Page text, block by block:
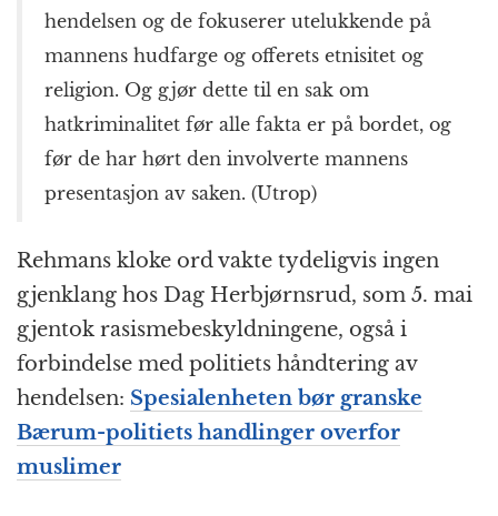
hendelsen og de fokuserer utelukkende på
mannens hudfarge og offerets etnisitet og
religion. Og gjør dette til en sak om
hatkriminalitet før alle fakta er på bordet, og
før de har hørt den involverte mannens
presentasjon av saken. (Utrop)
Rehmans kloke ord vakte tydeligvis ingen
gjenklang hos Dag Herbjørnsrud, som 5. mai
gjentok rasismebeskyldningene, også i
forbindelse med politiets håndtering av
hendelsen: Spesialenheten bør granske
Bærum-politiets handlinger overfor
muslimer